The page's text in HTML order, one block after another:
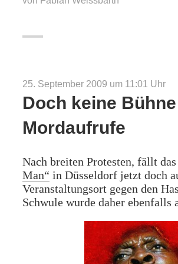
25. September 2009 um 11:01 Uhr
Doch keine
Mordaufrufe
Nach breiten Protesten, fällt
Man“ in Düsseldorf jetzt doch
Veranstaltungsort gegen den
Schwule wurde daher ebenfalls